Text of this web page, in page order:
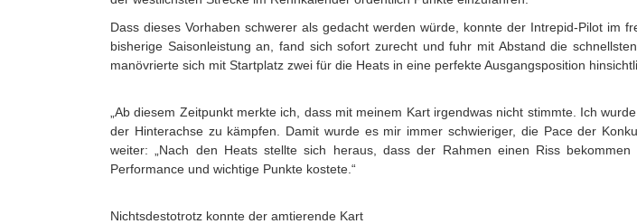
Dass dieses Vorhaben schwerer als gedacht werden würde, konnte der Intrepid-Pilot
bisherige Saisonleistung an, fand sich sofort zurecht und fuhr mit Abstand die
manövrierte sich mit Startplatz zwei für die Heats in eine perfekte Ausgangsposition
„Ab diesem Zeitpunkt merkte ich, dass mit meinem Kart irgendwas nicht stimmte. Ich
der Hinterachse zu kämpfen. Damit wurde es mir immer schwieriger, die Pace der
weiter: „Nach den Heats stellte sich heraus, dass der Rahmen einen Riss
Performance und wichtige Punkte kostete.“
Nichtsdestotrotz konnte der amtierende Kart